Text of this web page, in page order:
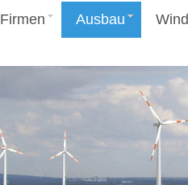
Firmen Ausbau Wind